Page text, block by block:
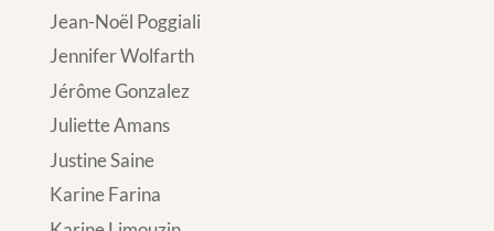
Jean-Noël Poggiali
Jennifer Wolfarth
Jérôme Gonzalez
Juliette Amans
Justine Saine
Karine Farina